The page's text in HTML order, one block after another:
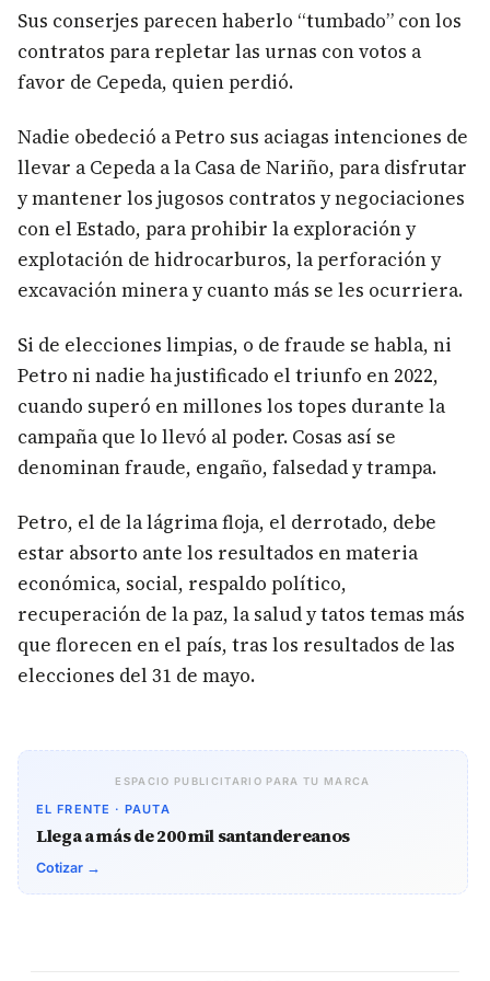
Sus conserjes parecen haberlo “tumbado” con los
contratos para repletar las urnas con votos a
favor de Cepeda, quien perdió.
Nadie obedeció a Petro sus aciagas intenciones de
llevar a Cepeda a la Casa de Nariño, para disfrutar
y mantener los jugosos contratos y negociaciones
con el Estado, para prohibir la exploración y
explotación de hidrocarburos, la perforación y
excavación minera y cuanto más se les ocurriera.
Si de elecciones limpias, o de fraude se habla, ni
Petro ni nadie ha justificado el triunfo en 2022,
cuando superó en millones los topes durante la
campaña que lo llevó al poder. Cosas así se
denominan fraude, engaño, falsedad y trampa.
Petro, el de la lágrima floja, el derrotado, debe
estar absorto ante los resultados en materia
económica, social, respaldo político,
recuperación de la paz, la salud y tatos temas más
que florecen en el país, tras los resultados de las
elecciones del 31 de mayo.
ESPACIO PUBLICITARIO PARA TU MARCA
EL FRENTE · PAUTA
Llega a más de 200 mil santandereanos
Cotizar →